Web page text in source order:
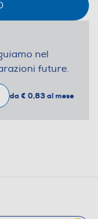
nel
future.
da € 0,83 al mese